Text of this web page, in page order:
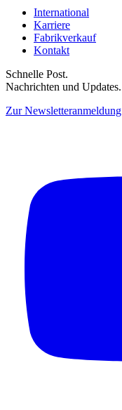
International
Karriere
Fabrikverkauf
Kontakt
Schnelle Post.
Nachrichten und Updates.
Zur Newsletteranmeldung